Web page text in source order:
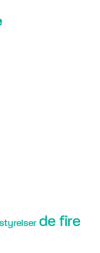
de fire